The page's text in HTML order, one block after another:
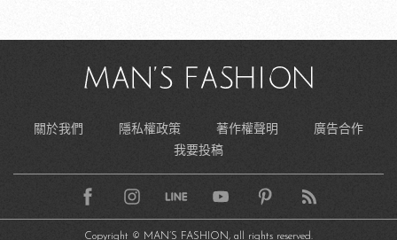
關於我們 隱私權政策 著作權聲明
廣告合作
我要投稿
Copyright © MAN’S FASHION, all rights reserved.